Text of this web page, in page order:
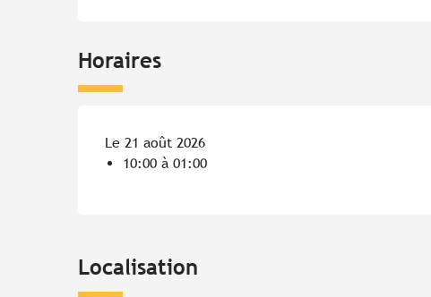
Horaires
Le 21 août 2026
10:00 à 01:00
Localisation